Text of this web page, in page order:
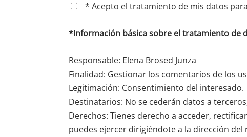
* Acepto el tratamiento de mis datos
*Información básica sobre el tratamiento de
Responsable: Elena Brosed Junza
Finalidad: Gestionar los comentarios de los
Legitimación: Consentimiento del interesado.
Destinatarios: No se cederán datos a
Derechos: Tienes derecho a acceder,
puedes ejercer dirigiéndote a la dirección